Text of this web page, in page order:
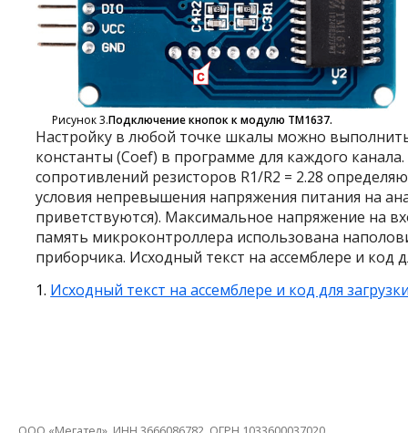
Рисунок 3.Подключение кнопок к модулю TM1637.
Настройку в любой точке шкалы можно
константы (Coef) в программе для каждого
сопротивлений резисторов R1/R2 = 2.28
условия непревышения напряжения питания на
приветствуются). Максимальное напряжение на
память микроконтроллера использована
приборчика. Исходный текст на ассемблере и код
Исходный текст на ассемблере и код для